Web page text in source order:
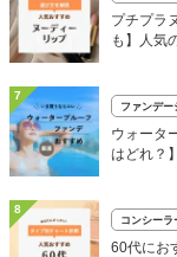
プチプラ
も】人気
7
ファンデー
ウォータ
はどれ？
8
コンシーラ
60代にお